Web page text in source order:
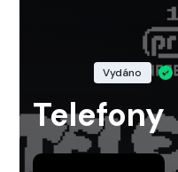
Vydáno
Telefony